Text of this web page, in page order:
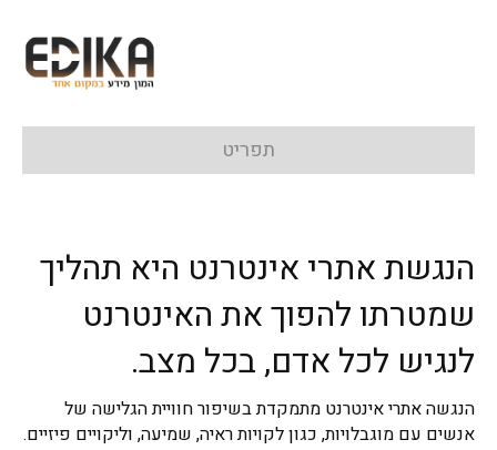
תפריט
הנגשת אתרי אינטרנט היא תהליך
שמטרתו להפוך את האינטרנט
לנגיש לכל אדם, בכל מצב.
הנגשה אתרי אינטרנט מתמקדת בשיפור חוויית הגלישה של
אנשים עם מוגבלויות, כגון לקויות ראיה, שמיעה, וליקויים פיזיים.